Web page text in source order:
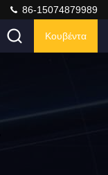
86-15074879989
Κουβέντα